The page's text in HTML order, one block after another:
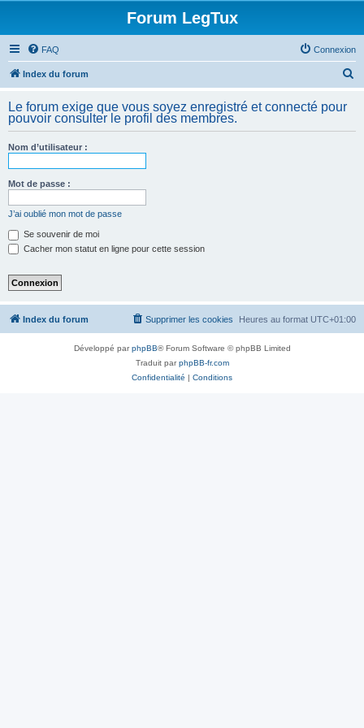
Forum LegTux
FAQ Connexion
Index du forum
h
Le forum exige que vous soyez enregistré et connecté pour
pouvoir consulter le profil des membres.
Nom d’utilisateur :
Mot de passe :
J’ai oublié mon mot de passe
Se souvenir de moi
Cacher mon statut en ligne pour cette session
Index du forum Heures au format UTC+01:00
Supprimer les cookies
Développé parphpBB® Forum Software © phpBB Limited
Traduit parphpBB-fr.com
Confidentialité | Conditions